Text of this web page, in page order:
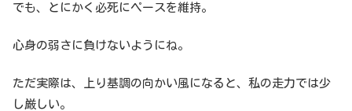
でも、とにかく必死にペースを維持。
心身の弱さに負けないようにね。
ただ実際は、上り基調の向かい風になると、私の走力では少
し厳しい。